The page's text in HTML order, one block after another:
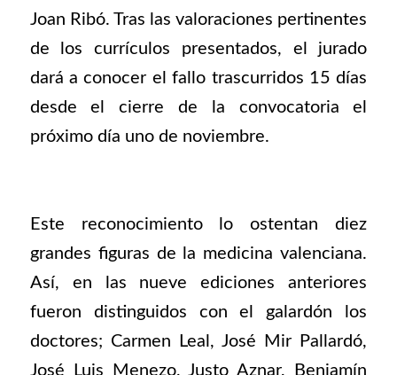
Joan Ribó. Tras las valoraciones pertinentes
de los currículos presentados, el jurado
dará a conocer el fallo trascurridos 15 días
desde el cierre de la convocatoria el
próximo día uno de noviembre.
Este reconocimiento lo ostentan diez
grandes figuras de la medicina valenciana.
Así, en las nueve ediciones anteriores
fueron distinguidos con el galardón los
doctores; Carmen Leal, José Mir Pallardó,
José Luis Menezo, Justo Aznar, Benjamín